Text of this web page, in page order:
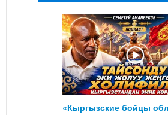
«Кыргызские бойцы